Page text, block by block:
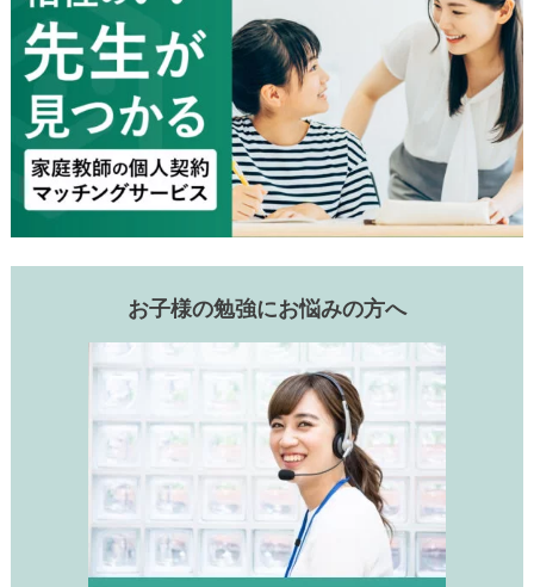
お子様の勉強にお悩みの方へ